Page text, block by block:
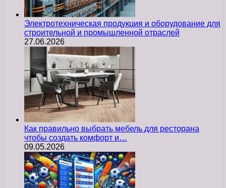
Электротехническая продукция и оборудование для
строительной и промышленной отраслей
27.06.2026
Как правильно выбрать мебель для ресторана
чтобы создать комфорт и…
09.05.2026